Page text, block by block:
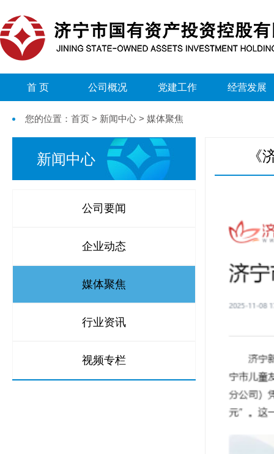
首 页 公司概况 党建工作 经营发展
您的位置：首页 > 新闻中心 > 媒体聚焦
新闻中心
公司要闻
企业动态
媒体聚焦
行业资讯
视频专栏
《